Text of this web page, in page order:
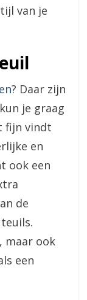
van je
? Daar zijn
je graag
fijn vindt
en
ook een
de
maar ook
een